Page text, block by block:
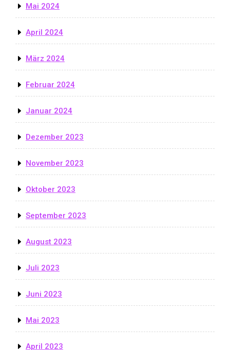
Mai 2024
April 2024
März 2024
Februar 2024
Januar 2024
Dezember 2023
November 2023
Oktober 2023
September 2023
August 2023
Juli 2023
Juni 2023
Mai 2023
April 2023